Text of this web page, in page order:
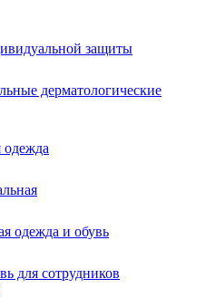
защиты
дерматологические
одежда и обувь
для сотрудников